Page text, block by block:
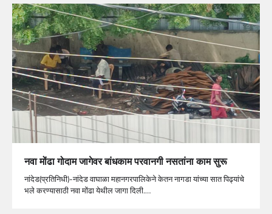
नवा मोंढा गोदाम जागेवर बांधकाम परवानगी नसतांना काम सुरू
नांदेड(प्रतिनिधी)-नांदेड वाघाळा महानगरपालिकेने केतन नागडा यांच्या सात पिढ्यांचे
भले करण्यासाठी नवा मोंढा येथील जागा दिली.…